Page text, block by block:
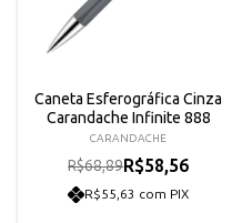
Caneta Esferográfica Cinza
Carandache Infinite 888
CARANDACHE
R$68,89R$58,56
R$55,63 com PIX